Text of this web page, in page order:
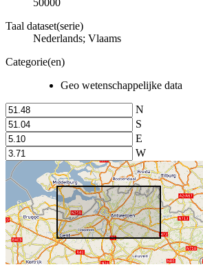
Taal dataset(serie)
Nederlands; Vlaams
Categorie(en)
Geo wetenschappelijke data
N
S
E
W